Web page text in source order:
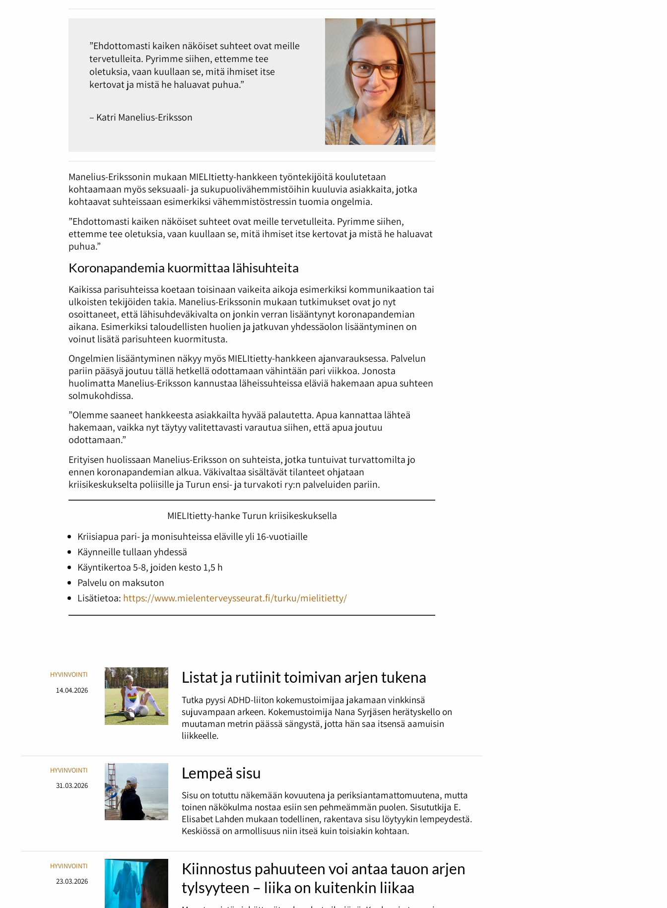
”Ehdottomasti kaiken näköiset suhteet ovat meille
tervetulleita. Pyrimme siihen, ettemme tee
oletuksia, vaan kuullaan se, mitä ihmiset itse
kertovat ja mistä he haluavat puhua.”
– Katri Manelius-Eriksson
Manelius-Erikssonin mukaan MIELItietty-hankkeen työntekijöitä koulutetaan
kohtaamaan myös seksuaali- ja sukupuolivähemmistöihin kuuluvia asiakkaita, jotka
kohtaavat suhteissaan esimerkiksi vähemmistöstressin tuomia ongelmia.
”Ehdottomasti kaiken näköiset suhteet ovat meille tervetulleita. Pyrimme siihen,
ettemme tee oletuksia, vaan kuullaan se, mitä ihmiset itse kertovat ja mistä he haluavat
puhua.”
Koronapandemia kuormittaa lähisuhteita
Kaikissa parisuhteissa koetaan toisinaan vaikeita aikoja esimerkiksi kommunikaation tai
ulkoisten tekijöiden takia. Manelius-Erikssonin mukaan tutkimukset ovat jo nyt
osoittaneet, että lähisuhdeväkivalta on jonkin verran lisääntynyt koronapandemian
aikana. Esimerkiksi taloudellisten huolien ja jatkuvan yhdessäolon lisääntyminen on
voinut lisätä parisuhteen kuormitusta.
Ongelmien lisääntyminen näkyy myös MIELItietty-hankkeen ajanvarauksessa. Palvelun
pariin pääsyä joutuu tällä hetkellä odottamaan vähintään pari viikkoa. Jonosta
huolimatta Manelius-Eriksson kannustaa läheissuhteissa eläviä hakemaan apua suhteen
solmukohdissa.
”Olemme saaneet hankkeesta asiakkailta hyvää palautetta. Apua kannattaa lähteä
hakemaan, vaikka nyt täytyy valitettavasti varautua siihen, että apua joutuu
odottamaan.”
Erityisen huolissaan Manelius-Eriksson on suhteista, jotka tuntuivat turvattomilta jo
ennen koronapandemian alkua. Väkivaltaa sisältävät tilanteet ohjataan
kriisikeskukselta poliisille ja Turun ensi- ja turvakoti ry:n palveluiden pariin.
MIELItietty-hanke Turun kriisikeskuksella
Kriisiapua pari- ja monisuhteissa eläville yli 16-vuotiaille
Käynneille tullaan yhdessä
Käyntikertoa 5-8, joiden kesto 1,5 h
Palvelu on maksuton
Lisätietoa: https://www.mielenterveysseurat.fi/turku/mielitietty/
HYVINVOINTI
14.04.2026
Listat ja rutiinit toimivan arjen tukena
Tutka pyysi ADHD-liiton kokemustoimijaa jakamaan vinkkinsä
sujuvampaan arkeen. Kokemustoimija Nana Syrjäsen herätyskello on
muutaman metrin päässä sängystä, jotta hän saa itsensä aamuisin
liikkeelle.
HYVINVOINTI
31.03.2026
Lempeä sisu
Sisu on totuttu näkemään kovuutena ja periksiantamattomuutena, mutta
toinen näkökulma nostaa esiin sen pehmeämmän puolen. Sisututkija E.
Elisabet Lahden mukaan todellinen, rakentava sisu löytyykin lempeydestä.
Keskiössä on armollisuus niin itseä kuin toisiakin kohtaan.
HYVINVOINTI
23.03.2026
Kiinnostus pahuuteen voi antaa tauon arjen
tylsyyteen – liika on kuitenkin liikaa